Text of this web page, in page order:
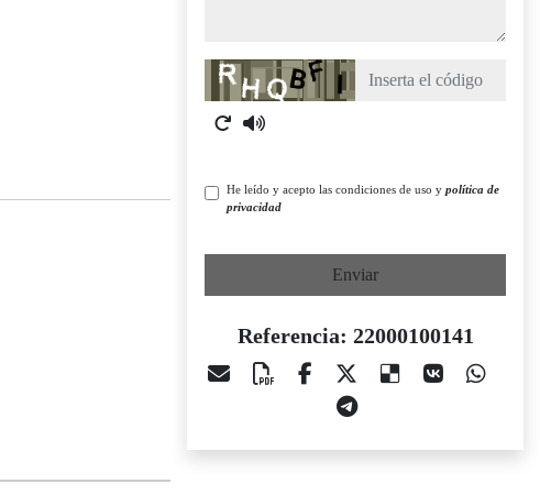
Captcha
He leído y acepto las condiciones de uso y política de
privacidad
Enviar
Referencia: 22000100141